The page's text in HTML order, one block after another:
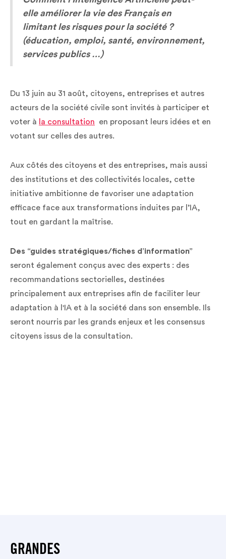
elle améliorer la vie des Français en
limitant les risques pour la société ?
(éducation, emploi, santé, environnement,
services publics …)
Du 13 juin au 31 août, citoyens, entreprises et autres
acteurs de la société civile sont invités à participer et
voter à
la consultation en proposant leurs idées et en
votant sur celles des autres.
Aux côtés des citoyens et des entreprises, mais aussi
des institutions et des collectivités locales, cette
initiative ambitionne de favoriser une adaptation
efficace face aux transformations induites par l’IA,
tout en gardant la maîtrise.
Des “guides stratégiques/fiches d’information”
seront également conçus avec des experts : des
recommandations sectorielles, destinées
principalement aux entreprises afin de faciliter leur
adaptation à l'IA et à la société dans son ensemble. Ils
seront nourris par les grands enjeux et les consensus
citoyens issus de la consultation.
GRANDES